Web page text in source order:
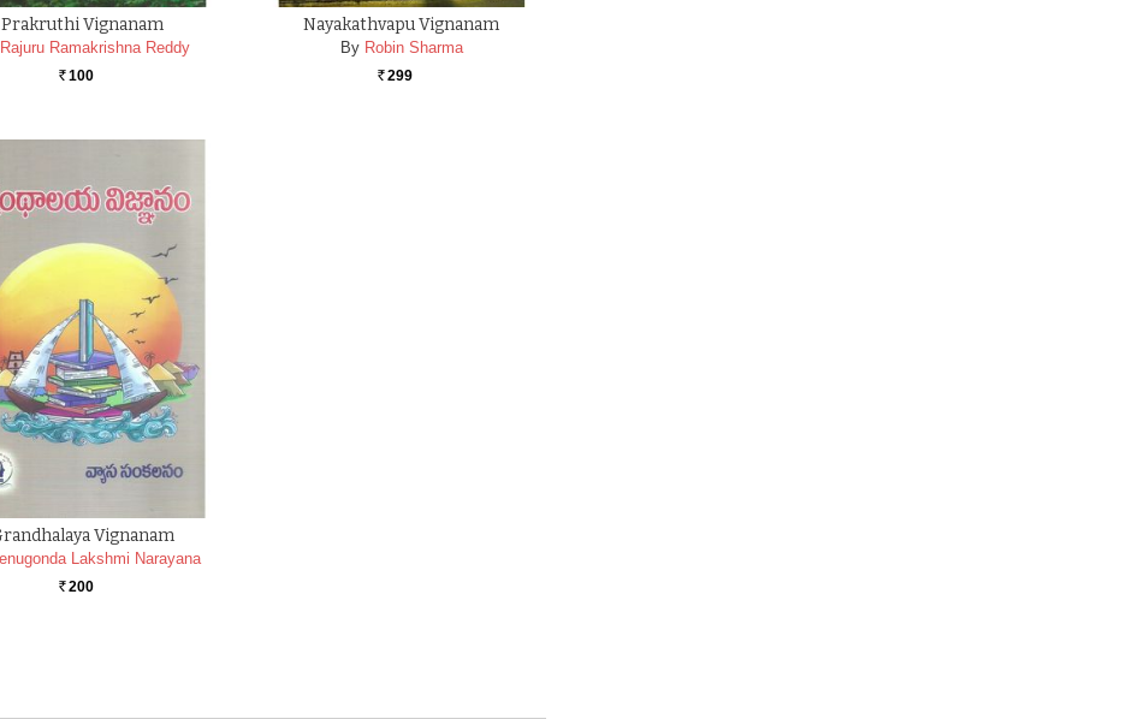
Prakruthi Vignanam
Rajuru Ramakrishna Reddy
Rs. 100
Nayakathvapu Vignanam
By Robin Sharma
Rs. 299
Vignanam
Lakshmi Narayana
Rs. 200